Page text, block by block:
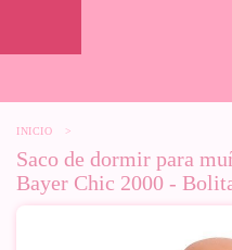
INICIO >
Saco de dormir para
Bayer Chic 2000 -